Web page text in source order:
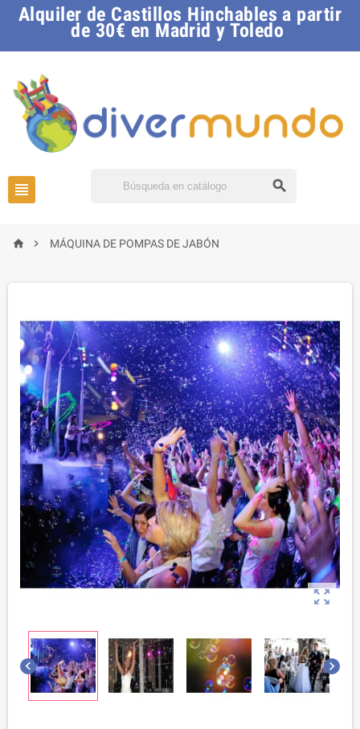
Alquiler de Castillos Hinchables a partir
de 30€ en Madrid y Toledo
 
  MÁQUINA DE POMPAS DE JABÓN

 